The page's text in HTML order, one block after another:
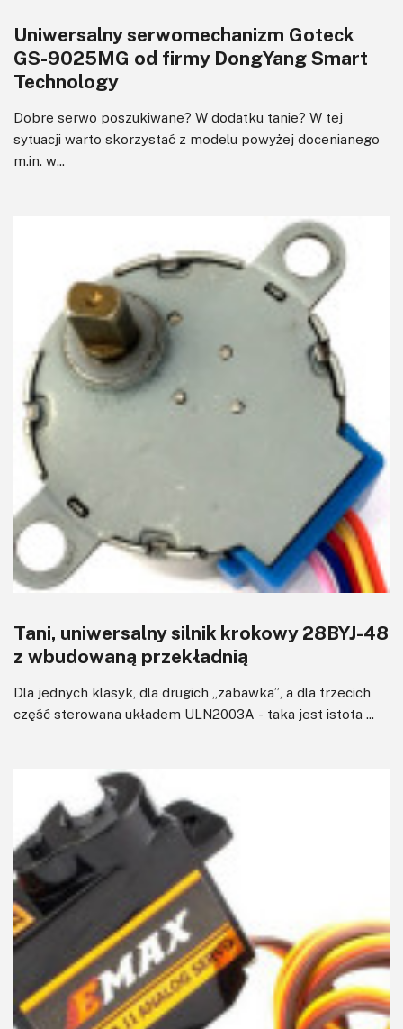
Uniwersalny serwomechanizm Goteck
GS-9025MG od firmy DongYang Smart
Technology
Dobre serwo poszukiwane? W dodatku tanie? W tej
sytuacji warto skorzystać z modelu powyżej docenianego
m.in. w...
Tani, uniwersalny silnik krokowy 28BYJ-48
z wbudowaną przekładnią
Dla jednych klasyk, dla drugich „zabawka”, a dla trzecich
część sterowana układem ULN2003A - taka jest istota ...